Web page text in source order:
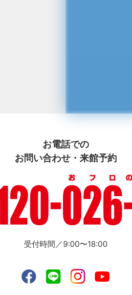
お電話での
お問い合わせ・来館予約
受付時間／9:00〜18:00